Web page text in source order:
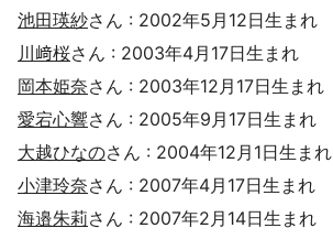
池田瑛紗さん : 2002年5月12日生まれ
川﨑桜さん : 2003年4月17日生まれ
岡本姫奈さん : 2003年12月17日生まれ
愛宕心響さん : 2005年9月17日生まれ
大越ひなのさん : 2004年12月1日生まれ
小津玲奈さん : 2007年4月17日生まれ
海邉朱莉さん : 2007年2月14日生まれ